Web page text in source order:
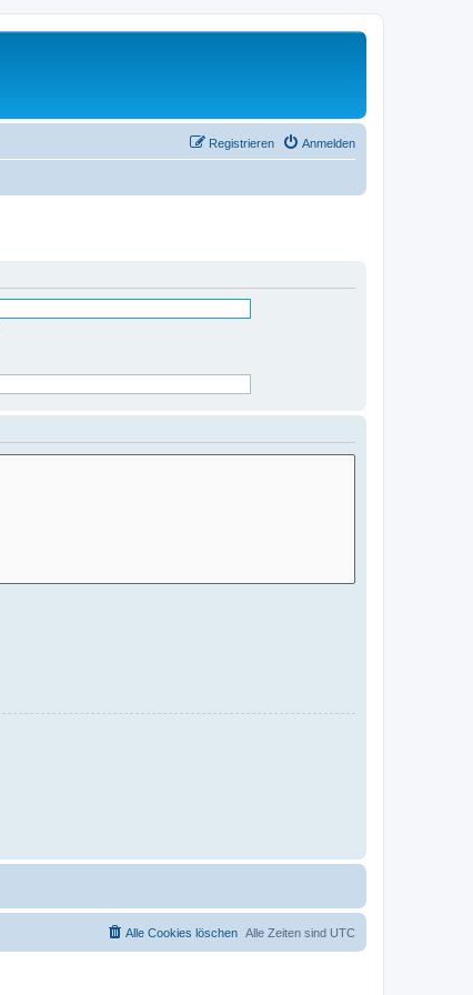
Anmelden
Registrieren
Alle Zeiten sind UTC
Alle Cookies löschen